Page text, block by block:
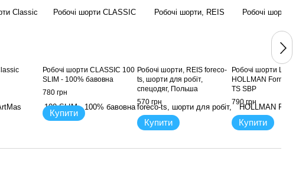
Робочі шорти CLASSIC 100
SLIM - 100% бавовна
780 грн
Купити
Робочі шорти, REIS foreco-
ts, шорти для робіт,
спецодяг, Польша
570 грн
Купити
Робочі шорти
HOLLMAN Formen
TS SBP
790 грн
Купити